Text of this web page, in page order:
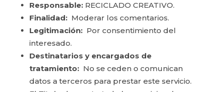
Responsable:RECICLADO CREATIVO.
Finalidad:Moderar los comentarios.
Legitimación:Por consentimiento del
interesado.
Destinatarios y encargados de
tratamiento:No se ceden o comunican
datos a terceros para prestar este servicio.